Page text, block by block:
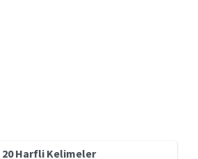
20 Harfli Kelimeler